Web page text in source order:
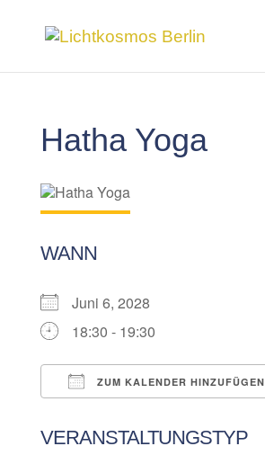
Hatha Yoga
WANN
Juni 6, 2028
18:30 - 19:30
ZUM KALENDER HINZUFÜGEN
VERANSTALTUNGSTYP